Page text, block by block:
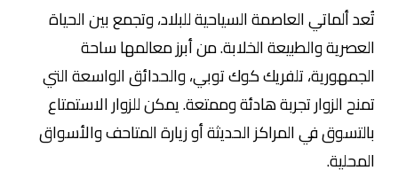
تُعد ألماتي العاصمة السياحية للبلاد، وتجمع بين الحياة
العصرية والطبيعة الخلابة. من أبرز معالمها ساحة
الجمهورية، تلفريك كوك توبي، والحدائق الواسعة التي
تمنح الزوار تجربة هادئة وممتعة. يمكن للزوار الاستمتاع
بالتسوق في المراكز الحديثة أو زيارة المتاحف والأسواق
المحلية.